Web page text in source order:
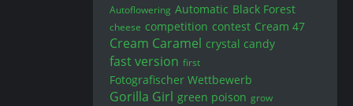
Autoflowering Automatic Black Forest
cheese competition contest Cream 47
Cream Caramel crystal candy
fast version first
Fotografischer Wettbewerb
Gorilla Girl green poison grow